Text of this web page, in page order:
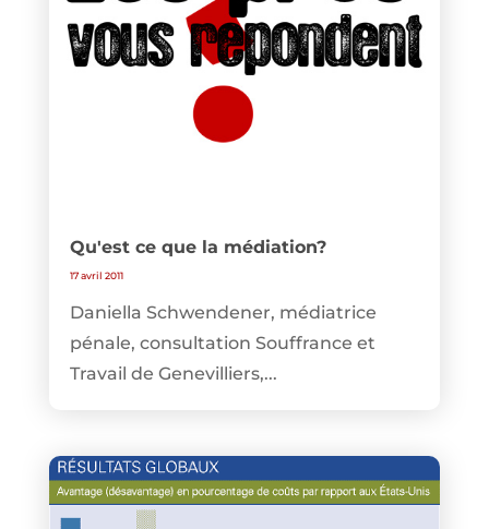
Qu'est ce que la médiation?
17 avril 2011
Daniella Schwendener, médiatrice
pénale, consultation Souffrance et
Travail de Genevilliers,...